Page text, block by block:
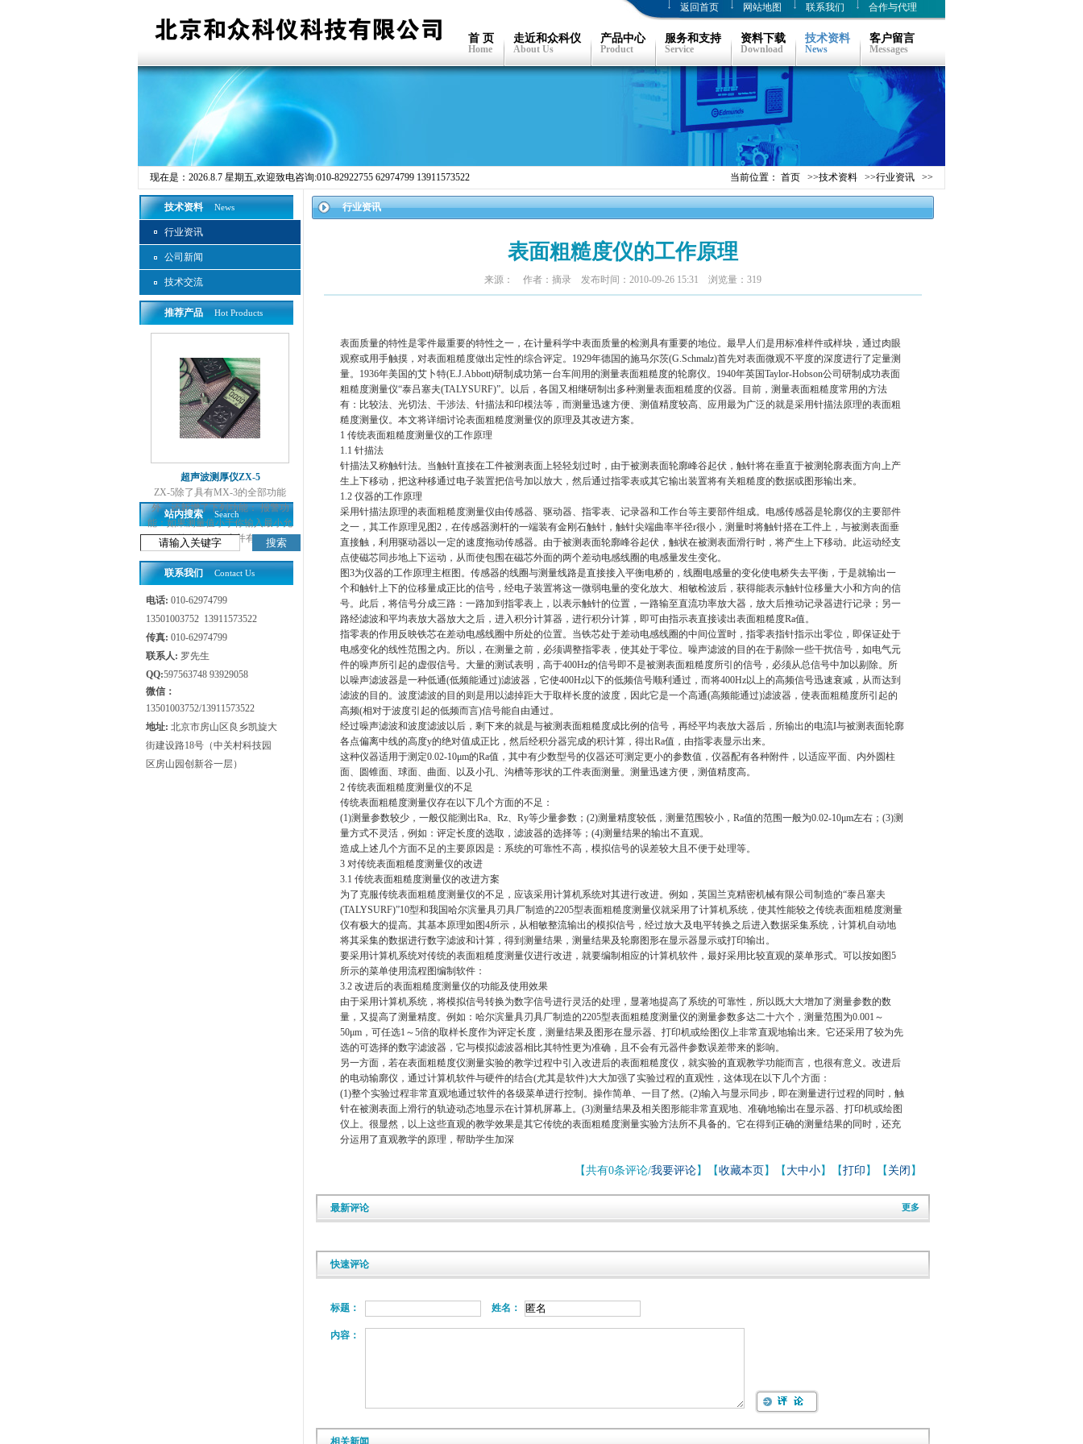
返回首页 网站地图 联系我们 合作与代理
首 页
Home
走近和众科仪
About Us
产品中心
Product
服务和支持
Service
资料下载
Download
技术资料
News
客户留言
Messages
现在是： 2026.8.7 星期五,欢迎致电咨询:010-82922755 62974799 13911573522 当前位置： 首页 >>技术资料 >>行业资讯 >>
技术资料 News
行业资讯
公司新闻
技术交流
推荐产品 Hot Products
超声波测厚仪ZX-5
ZX-5除了具有MX-3的全部功能
外，还新增了下列功能： 报警功
能：如果测量值小于你输入最小允
许值，红灯亮并有...
站内搜索 Search
联系我们 Contact Us
电话: 010-62974799
13501003752 13911573522
传真: 010-62974799
联系人: 罗先生
QQ:597563748 93929058
微信：
13501003752/13911573522
地址: 北京市房山区良乡凯旋大
街建设路18号（中关村科技园
区房山园创新谷一层）
行业资讯
表面粗糙度仪的工作原理
来源： 作者：摘录 发布时间：2010-09-26 15:31 浏览量：319
表面质量的特性是零件最重要的特性之一，在计量科学中表面质量的检测具有重要的地位。最早人们是用标准样件或样块，通过肉眼
观察或用手触摸，对表面粗糙度做出定性的综合评定。 1929年德国的施马尔茨(G.Schmalz)首先对表面微观不平度的深度进行了定量测
量。 1936年美国的艾卜特(E.J.Abbott)研制成功第一台车间用的测量表面粗糙度的轮廓仪。 1940年英国Taylor-Hobson公司研制成功表面
粗糙度测量仪“泰吕塞夫(TALYSURF)”。以后，各国又相继研制出多种测量表面粗糙度的仪器。目前，测量表面粗糙度常用的方法
有：比较法、光切法、干涉法、针描法和印模法等，而测量迅速方便、测值精度较高、应用最为广泛的就是采用针描法原理的表面粗
糙度测量仪。本文将详细讨论表面粗糙度测量仪的原理及其改进方案。
1 传统表面粗糙度测量仪的工作原理
1.1 针描法
针描法又称触针法。当触针直接在工件被测表面上轻轻划过时，由于被测表面轮廓峰谷起伏，触针将在垂直于被测轮廓表面方向上产
生上下移动，把这种移通过电子装置把信号加以放大，然后通过指零表或其它输出装置将有关粗糙度的数据或图形输出来。
1.2 仪器的工作原理
采用针描法原理的表面粗糙度测量仪由传感器、驱动器、指零表、记录器和工作台等主要部件组成。电感传感器是轮廓仪的主要部件
之一，其工作原理见图2 ，在传感器测杆的一端装有金刚石触针，触针尖端曲率半径r很小，测量时将触针搭在工件上，与被测表面垂
直接触，利用驱动器以一定的速度拖动传感器。由于被测表面轮廓峰谷起伏，触状在被测表面滑行时，将产生上下移动。此运动经支
点使磁芯同步地上下运动，从而使包围在磁芯外面的两个差动电感线圈的电感量发生变化。
图3为仪器的工作原理主框图。传感器的线圈与测量线路是直接接入平衡电桥的，线圈电感量的变化使电桥失去平衡，于是就输出一
个和触针上下的位移量成正比的信号，经电子装置将这一微弱电量的变化放大、相敏检波后，获得能表示触针位移量大小和方向的信
号。此后，将信号分成三路：一路加到指零表上，以表示触针的位置，一路输至直流功率放大器，放大后推动记录器进行记录；另一
路经滤波和平均表放大器放大之后，进入积分计算器，进行积分计算，即可由指示表直接读出表面粗糙度Ra值。
指零表的作用反映铁芯在差动电感线圈中所处的位置。当铁芯处于差动电感线圈的中间位置时，指零表指针指示出零位，即保证处于
电感变化的线性范围之内。所以，在测量之前，必须调整指零表，使其处于零位。噪声滤波的目的在于剔除一些干扰信号，如电气元
件的噪声所引起的虚假信号。大量的测试表明，高于400Hz的信号即不是被测表面粗糙度所引的信号，必须从总信号中加以剔除。所
以噪声滤波器是一种低通(低频能通过)滤波器，它使400Hz以下的低频信号顺利通过，而将400Hz以上的高频信号迅速衰减，从而达到
滤波的目的。波度滤波的目的则是用以滤掉距大于取样长度的波度，因此它是一个高通(高频能通过)滤波器，使表面粗糙度所引起的
高频(相对于波度引起的低频而言)信号能自由通过。
经过噪声滤波和波度滤波以后，剩下来的就是与被测表面粗糙度成比例的信号，再经平均表放大器后，所输出的电流I与被测表面轮廓
各点偏离中线的高度y的绝对值成正比，然后经积分器完成的积计算，得出Ra值，由指零表显示出来。
这种仪器适用于测定0.02-10μm的Ra值，其中有少数型号的仪器还可测定更小的参数值，仪器配有各种附件，以适应平面、内外圆柱
面、圆锥面、球面、曲面、以及小孔、沟槽等形状的工件表面测量。测量迅速方便，测值精度高。
2 传统表面粗糙度测量仪的不足
传统表面粗糙度测量仪存在以下几个方面的不足：
(1)测量参数较少，一般仅能测出Ra、 Rz、 Ry等少量参数； (2)测量精度较低，测量范围较小， Ra值的范围一般为0.02-10μm左右； (3)测
量方式不灵活，例如：评定长度的选取，滤波器的选择等； (4)测量结果的输出不直观。
造成上述几个方面不足的主要原因是：系统的可靠性不高，模拟信号的误差较大且不便于处理等。
3 对传统表面粗糙度测量仪的改进
3.1 传统表面粗糙度测量仪的改进方案
为了克服传统表面粗糙度测量仪的不足，应该采用计算机系统对其进行改进。例如，英国兰克精密机械有限公司制造的“泰吕塞夫
(TALYSURF)”10型和我国哈尔滨量具刃具厂制造的2205型表面粗糙度测量仪就采用了计算机系统，使其性能较之传统表面粗糙度测量
仪有极大的提高。其基本原理如图4所示，从相敏整流输出的模拟信号，经过放大及电平转换之后进入数据采集系统，计算机自动地
将其采集的数据进行数字滤波和计算，得到测量结果，测量结果及轮廓图形在显示器显示或打印输出。
要采用计算机系统对传统的表面粗糙度测量仪进行改进，就要编制相应的计算机软件，最好采用比较直观的菜单形式。可以按如图5
所示的菜单使用流程图编制软件：
3.2 改进后的表面粗糙度测量仪的功能及使用效果
由于采用计算机系统，将模拟信号转换为数字信号进行灵活的处理，显著地提高了系统的可靠性，所以既大大增加了测量参数的数
量，又提高了测量精度。例如：哈尔滨量具刃具厂制造的2205型表面粗糙度测量仪的测量参数多达二十六个，测量范围为0.001 ～
50μm ，可任选1 ～5倍的取样长度作为评定长度，测量结果及图形在显示器、打印机或绘图仪上非常直观地输出来。它还采用了较为先
选的可选择的数字滤波器，它与模拟滤波器相比其特性更为准确，且不会有元器件参数误差带来的影响。
另一方面，若在表面粗糙度仪测量实验的教学过程中引入改进后的表面粗糙度仪，就实验的直观教学功能而言，也很有意义。改进后
的电动输廓仪，通过计算机软件与硬件的结合(尤其是软件)大大加强了实验过程的直观性，这体现在以下几个方面：
(1)整个实验过程非常直观地通过软件的各级菜单进行控制。操作简单、一目了然。 (2)输入与显示同步，即在测量进行过程的同时，触
针在被测表面上滑行的轨迹动态地显示在计算机屏幕上。 (3)测量结果及相关图形能非常直观地、准确地输出在显示器、打印机或绘图
仪上。很显然，以上这些直观的教学效果是其它传统的表面粗糙度测量实验方法所不具备的。它在得到正确的测量结果的同时，还充
分运用了直观教学的原理，帮助学生加深
【共有0条评论/我要评论】【收藏本页 】【 大中小】【打印 】【 关闭 】
更多
最新评论
快速评论
标题： 姓名：
内容：
相关新闻